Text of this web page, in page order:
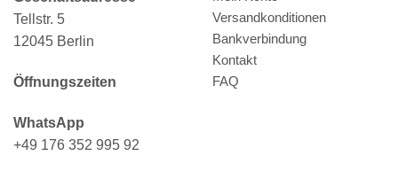
Tellstr. 5
12045 Berlin
Öffnungszeiten
WhatsApp
+49 176 352 995 92
Versandkonditionen
Bankverbindung
Kontakt
FAQ